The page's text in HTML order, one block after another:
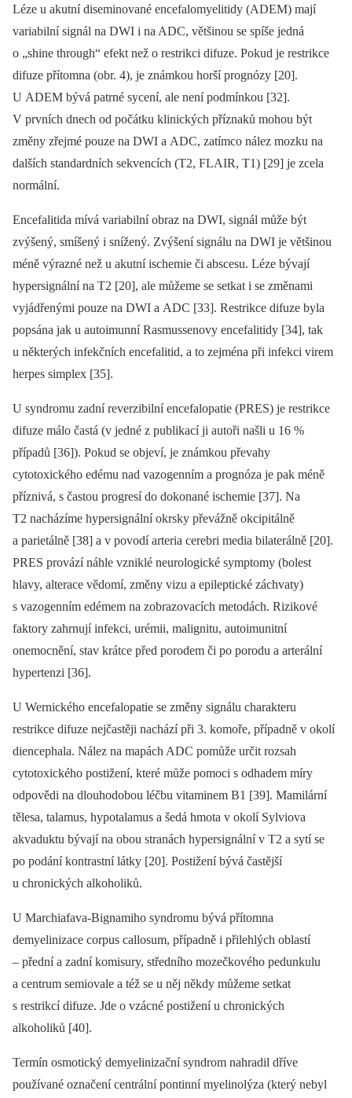
Léze u akutní diseminované encefalomyelitidy (ADEM) mají
variabilní signál na DWI i na ADC, většinou se spíše jedná
o „shine through“ efekt než o restrikci difuze. Pokud je restrikce
difuze přítomna (obr. 4), je známkou horší prognózy [20].
U ADEM bývá patrné sycení, ale není podmínkou [32].
V prvních dnech od počátku klinických příznaků mohou být
změny zřejmé pouze na DWI a ADC, zatímco nález mozku na
dalších standardních sekvencích (T2, FLAIR, T1) [29] je zcela
normální.
Encefalitida mívá variabilní obraz na DWI, signál může být
zvýšený, smíšený i snížený. Zvýšení signálu na DWI je většinou
méně výrazné než u akutní ischemie či abscesu. Léze bývají
hypersignální na T2 [20], ale můžeme se setkat i se změnami
vyjádřenými pouze na DWI a ADC [33]. Restrikce difuze byla
popsána jak u autoimun­ní Rasmus­senovy encefalitidy [34], tak
u ně­kte­rých infekčních encefalitid, a to zejména při infekci virem
herpes simplex [35].
U syndromu zadní reverzibilní encefalopatie (PRES) je restrikce
difuze málo častá (v jedné z publikací ji autoři našli u 16 %
případů [36]). Pokud se objeví, je známkou převahy
cytotoxického edému nad vazogen­ním a prognóza je pak méně
příznivá, s častou progresí do dokonané ischemie [37]. Na
T2 nacházíme hypersignální okrsky převážně okcipitálně
a parietálně [38] a v povodí arteria cerebri media bilaterálně [20].
PRES provází náhle vzniklé neurologické symp­tomy (bolest
hlavy, alterace vědomí, změny vizu a epileptické záchvaty)
s vazogen­ním edémem na zobrazovacích metodách. Rizikové
faktory zahrnují infekci, urémii, malignitu, autoimunitní
onemocnění, stav krátce před porodem či po porodu a arterální
hypertenzi [36].
U Wernického encefalopatie se změny signálu charakteru
restrikce difuze nejčastěji nachází při 3. komoře, případně v okolí
diencephala. Nález na mapách ADC pomůže určit rozsah
cytotoxického postižení, které může pomoci s odhadem míry
odpovědi na dlouhodobou léčbu vitaminem B1 [39]. Mamilární
tělesa, talamus, hypotalamus a šedá hmota v okolí Sylviova
akvaduktu bývají na obou stranách hypersignální v T2 a sytí se
po podání kontrastní látky [20]. Postižení bývá častější
u chronických alkoholiků.
U Marchiafava-Bignamiho syndromu bývá přítomna
demyelinizace corpus cal­losum, případně i přilehlých oblastí
–⁠ přední a zadní komisury, středního mozečkového pedunkulu
a centrum semiovale a též se u něj někdy můžeme setkat
s restrikcí difuze. Jde o vzácné postižení u chronických
alkoholiků [40].
Termín osmotický demyelinizační syndrom nahradil dříve
používané označení centrální pontin­ní myelinolýza (který nebyl